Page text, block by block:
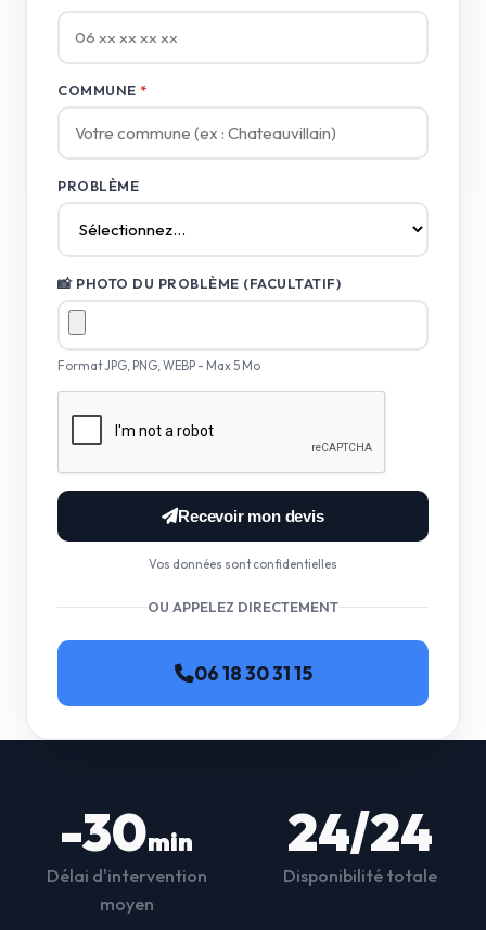
COMMUNE *
PROBLÈME
📸 PHOTO DU PROBLÈME (FACULTATIF)
Format JPG, PNG, WEBP - Max 5 Mo
Recevoir mon devis
Vos données sont confidentielles
OU APPELEZ DIRECTEMENT
06 18 30 31 15
-30min
Délai d'intervention
moyen
24/24
Disponibilité totale